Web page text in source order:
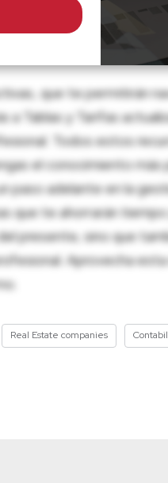
que te permitirán
Tablas y Tarifas
Todos estos
el conocimiento
paso adelante en la
que te ahorrarán
presente, sino que
Aprovecha
Real Estate companies